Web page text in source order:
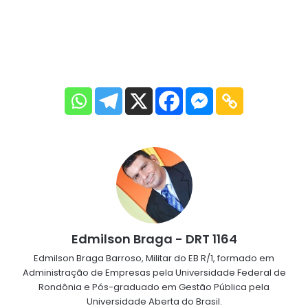
Edmilson Braga - DRT 1164
Edmilson Braga Barroso, Militar do EB R/1, formado em
Administração de Empresas pela Universidade Federal de
Rondônia e Pós-graduado em Gestão Pública pela
Universidade Aberta do Brasil.